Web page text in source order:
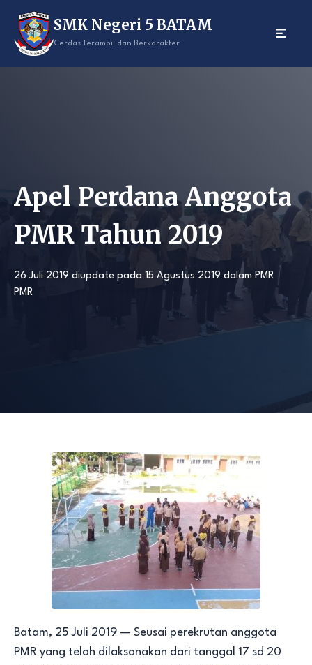
content
SMK Negeri 5 BATAM
Cerdas Terampil dan Berkarakter
Apel Perdana Anggota
PMR Tahun 2019
26 Juli 2019 diupdate pada 15 Agustus 2019 dalam PMR
PMR
Batam, 25 Juli 2019 — Seusai perekrutan anggota
PMR yang telah dilaksanakan dari tanggal 17 sd 20